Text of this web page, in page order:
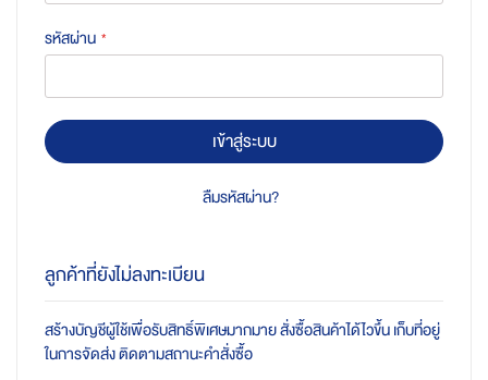
รหัสผ่าน
เข้าสู่ระบบ
ลืมรหัสผ่าน?
ลูกค้าที่ยังไม่ลงทะเบียน
สร้างบัญชีผู้ใช้เพื่อรับสิทธิ์พิเศษมากมาย สั่งซื้อสินค้าได้ไวขึ้น เก็บที่อยู่
ในการจัดส่ง ติดตามสถานะคำสั่งซื้อ